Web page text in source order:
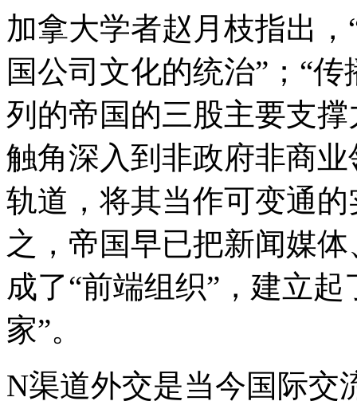
加拿大学者赵月枝指出
国公司文化的统治”；“
列的帝国的三股主要支
触角深入到非政府非商
轨道，将其当作可变通
之，帝国早已把新闻媒
成了“前端组织”，建立
家”。
N渠道外交是当今国际交